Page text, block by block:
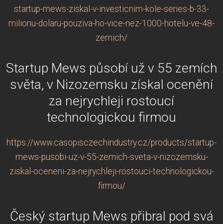
startup-mews-ziskal-v-investicnim-kole-series-b-33-
milionu-dolaru-pouziva-ho-vice-nez-1000-hotelu-ve-48-
zemich/
Startup Mews působí už v 55 zemích
světa, v Nizozemsku získal ocenění
za nejrychleji rostoucí
technologickou firmou
https://www.casopisczechindustry.cz/products/startup-
mews-pusobi-uz-v-55-zemich-sveta-v-nizozemsku-
ziskal-oceneni-za-nejrychleji-rostouci-technologickou-
firmou/
Český startup Mews přibral pod svá